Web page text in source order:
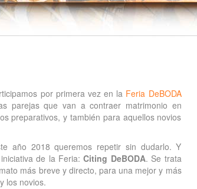
por primera vez en la Feria DeBODA
parejas que van a contraer matrimonio en
preparativos, y también para aquellos novios
año 2018 queremos repetir sin dudarlo. Y
de la Feria:Citing DeBODA. Se trata
más breve y directo, para una mejor y más
los novios.